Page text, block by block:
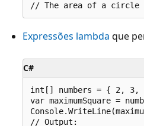
Expressões lambda que
C#
int[] numbers = { 2,
var maximumSquare =
// Output: